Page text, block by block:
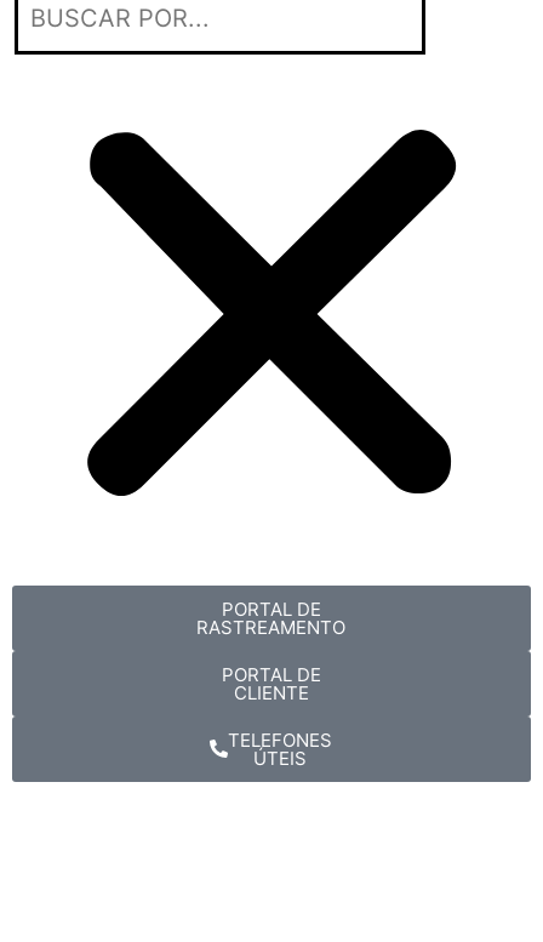
PORTAL DE
RASTREAMENTO
PORTAL DE
CLIENTE
TELEFONES
ÚTEIS